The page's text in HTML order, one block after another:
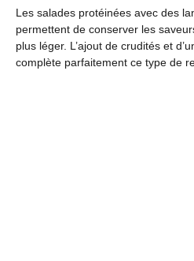
Les salades protéinées avec des
permettent de conserver les
plus léger. L’ajout de crudités et
complète parfaitement ce type de